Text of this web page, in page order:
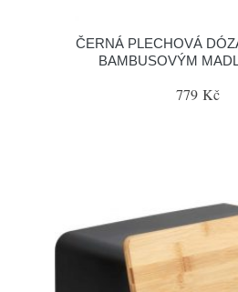
ČERNÁ PLECHOVÁ
BAMBUSOVÝM
779 Kč